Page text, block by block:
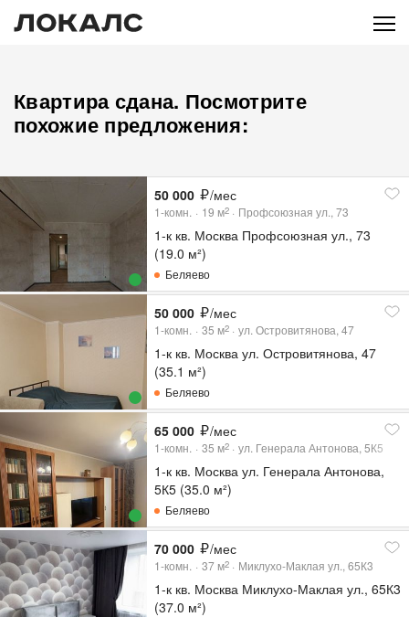
Квартира сдана. Посмотрите
похожие предложения:
50 000 /мес
1-комн. 19 м2 Профсоюзная ул., 73
1-к кв. Москва Профсоюзная ул., 73
(19.0 м²)
Беляево
50 000 /мес
1-комн. 35 м2 ул. Островитянова, 47
1-к кв. Москва ул. Островитянова, 47
(35.1 м²)
Беляево
65 000 /мес
1-комн. 35 м2 ул. Генерала Антонова, 5К5
1-к кв. Москва ул. Генерала Антонова,
5К5 (35.0 м²)
Беляево
70 000 /мес
1-комн. 37 м2 Миклухо-Маклая ул., 65К3
1-к кв. Москва Миклухо-Маклая ул., 65К3
(37.0 м²)